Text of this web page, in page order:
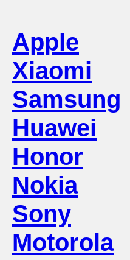
Apple
Xiaomi
Samsung
Huawei
Honor
Nokia
Sony
Motorola